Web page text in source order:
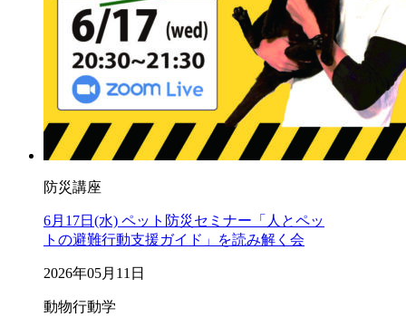
防災講座
6月17日(水) ペット防災セミナー「人とペッ
トの避難行動支援ガイド」を読み解く会
2026年05月11日
動物行動学